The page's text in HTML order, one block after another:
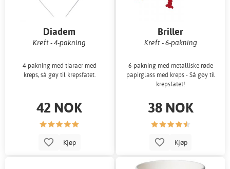
Diadem
Kreft - 4-pakning
4-pakning med tiaraer med
kreps, så gøy til krepsfatet.
42 NOK
Kjøp
Briller
Kreft - 6-pakning
6-pakning med metalliske røde
papirglass med kreps - Så gøy til
krepsfatet!
38 NOK
Kjøp